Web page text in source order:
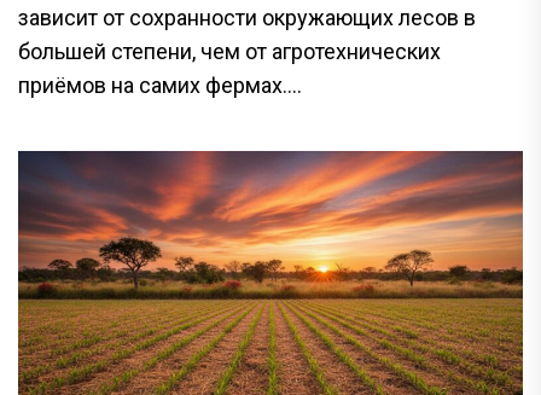
зависит от сохранности окружающих лесов в
большей степени, чем от агротехнических
приёмов на самих фермах....